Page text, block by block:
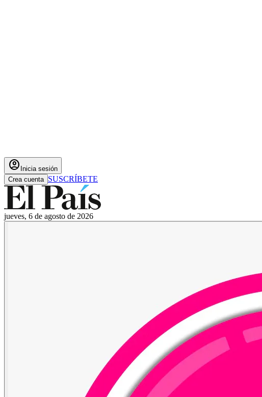
account_circle Inicia sesión
Crea cuenta SUSCRÍBETE
jueves, 6 de agosto de 2026